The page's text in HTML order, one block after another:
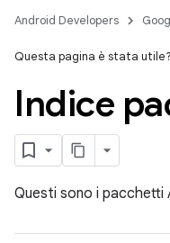
Android Developers
Questa pagina è stata utile?
Indice
Questi sono i pacchetti